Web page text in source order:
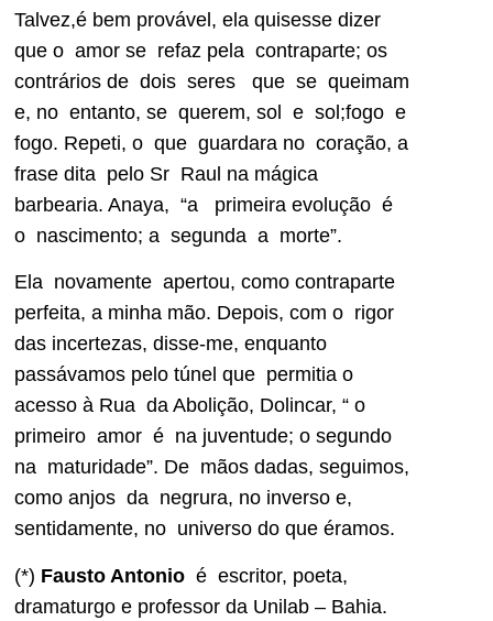
Talvez,é bem provável, ela quisesse dizer
que o amor se refaz pela contraparte; os
contrários de dois seres que se queimam
e, no entanto, se querem, sol e sol;fogo e
fogo. Repeti, o que guardara no coração, a
frase dita pelo Sr Raul na mágica
barbearia. Anaya, “a primeira evolução é
o nascimento; a segunda a morte”.
Ela novamente apertou, como contraparte
perfeita, a minha mão. Depois, com o rigor
das incertezas, disse-me, enquanto
passávamos pelo túnel que permitia o
acesso à Rua da Abolição, Dolincar, “ o
primeiro amor é na juventude; o segundo
na maturidade”. De mãos dadas, seguimos,
como anjos da negrura, no inverso e,
sentidamente, no universo do que éramos.
(*) Fausto Antonio é escritor, poeta,
dramaturgo e professor da Unilab – Bahia.